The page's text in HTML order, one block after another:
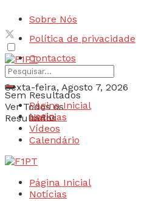
Sobre Nós
Política de privacidade
Contactos
Sexta-feira, Agosto 7, 2026
Login
Sem Resultados
Ver Todos os
Resultados
Página Inicial
Notícias
Vídeos
Calendário
Página Inicial
Notícias